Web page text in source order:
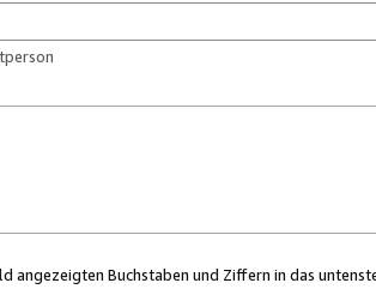
angezeigten Buchstaben und Ziffern in das